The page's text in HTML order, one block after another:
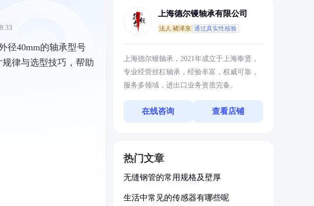
径40mm的轴承型号
律与选型技巧，帮助
上海德尔镘轴承有限公司
法人:褚泽东 通过真实性核验
上海德尔镘轴承，2021年成立于上海奉贤，
专业经营丝杠轴承，经验丰富，权威可靠，
服务多领域，进出口业务资质完备。
在线咨询 查看店铺
热门文章
无缝钢管的常用规格及壁厚
生活中常见的传感器有哪些呢